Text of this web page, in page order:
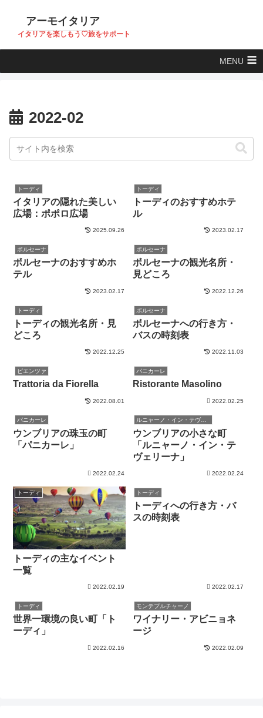
アーモイタリア
イタリアを楽しもう♡旅をサポート
MENU
2022-02
トーディ
イタリアの隠れた美しい
広場：ポポロ広場
2025.09.26
トーディ
トーディのおすすめホテ
ル
2023.02.17
ボルセーナ
ボルセーナのおすすめホ
テル
2023.02.17
ボルセーナ
ボルセーナの観光名所・
見どころ
2022.12.26
トーディ
トーディの観光名所・見
どころ
2022.12.25
ボルセーナ
ボルセーナへの行き方・
バスの時刻表
2022.11.03
ピエンツァ
Trattoria da Fiorella
2022.08.01
パニカーレ
Ristorante Masolino
2022.02.25
パニカーレ
ウンブリアの珠玉の町
「パニカーレ」
2022.02.24
ルニャーノ・イン・テヴェリーナ
ウンブリアの小さな町
「ルニャーノ・イン・テ
ヴェリーナ」
2022.02.24
トーディ
トーディの主なイベント
一覧
2022.02.19
トーディ
トーディへの行き方・バ
スの時刻表
2022.02.17
トーディ
世界一環境の良い町「ト
ーディ」
2022.02.16
モンテプルチャーノ
ワイナリー・アビニョネ
ージ
2022.02.09